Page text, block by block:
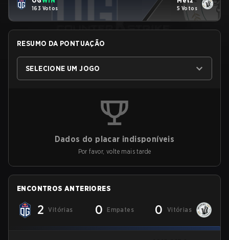
163 Votos 5 Votos
RESUMO DA PONTUAÇÃO
SELECIONE UM JOGO
Dados do placar indisponíveis
Por favor, volte mais tarde
ENCONTROS ANTERIORES
2 Vitórias 0 Empates 0 Vitórias